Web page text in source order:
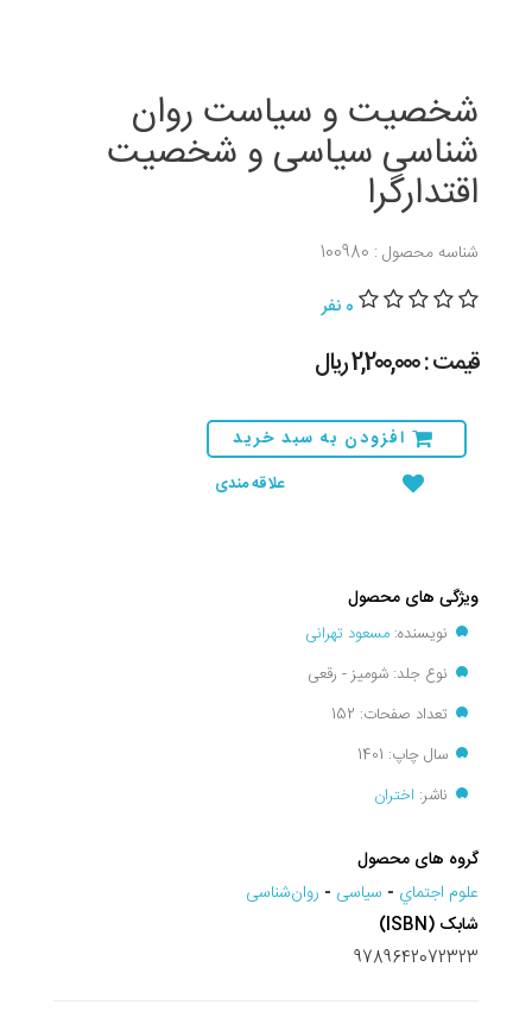
شخصیت و سیاست روان
شناسی سیاسی و شخصیت
اقتدارگرا
شناسه محصول : 100980
0 نفر
قیمت : 2,200,000 ريال
افزودن به سبد خرید
علاقه مندی
ویژگی های محصول
نویسنده: مسعود تهرانی
نوع جلد: شومیز - رقعی
تعداد صفحات: 152
سال چاپ: 1401
ناشر: اختران
گروه های محصول
علوم اجتماي - سیاسی - روان‌شناسی
شابک (ISBN)
9789642072323